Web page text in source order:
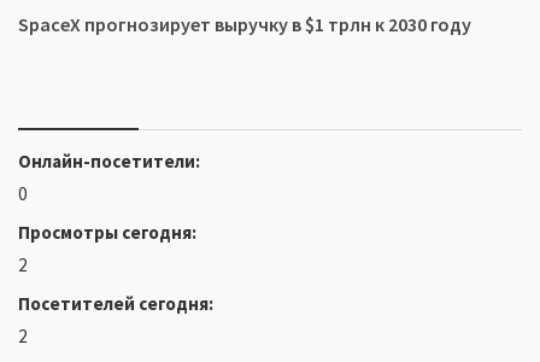
SpaceX прогнозирует выручку в $1 трлн к 2030 году
Онлайн-посетители:
0
Просмотры сегодня:
2
Посетителей сегодня:
2